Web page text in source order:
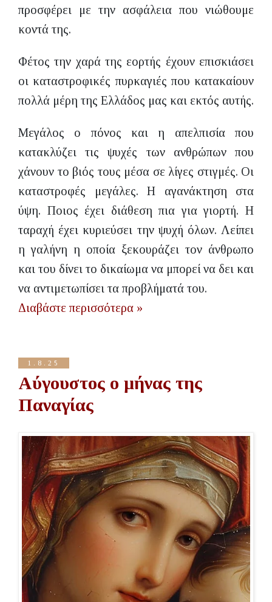
προσφέρει με την ασφάλεια που νιώθουμε
κοντά της.
Φέτος την χαρά της εορτής έχουν επισκιάσει
οι καταστροφικές πυρκαγιές που κατακαίουν
πολλά μέρη της Ελλάδος μας και εκτός αυτής.
Μεγάλος ο πόνος και η απελπισία που
κατακλύζει τις ψυχές των ανθρώπων που
χάνουν το βιός τους μέσα σε λίγες στιγμές. Οι
καταστροφές μεγάλες. Η αγανάκτηση στα
ύψη. Ποιος έχει διάθεση πια για γιορτή. Η
ταραχή έχει κυριεύσει την ψυχή όλων. Λείπει
η γαλήνη η οποία ξεκουράζει τον άνθρωπο
και του δίνει το δικαίωμα να μπορεί να δει και
να αντιμετωπίσει τα προβλήματά του.
Διαβάστε περισσότερα »
1.8.25
Αύγουστος ο μήνας της
Παναγίας